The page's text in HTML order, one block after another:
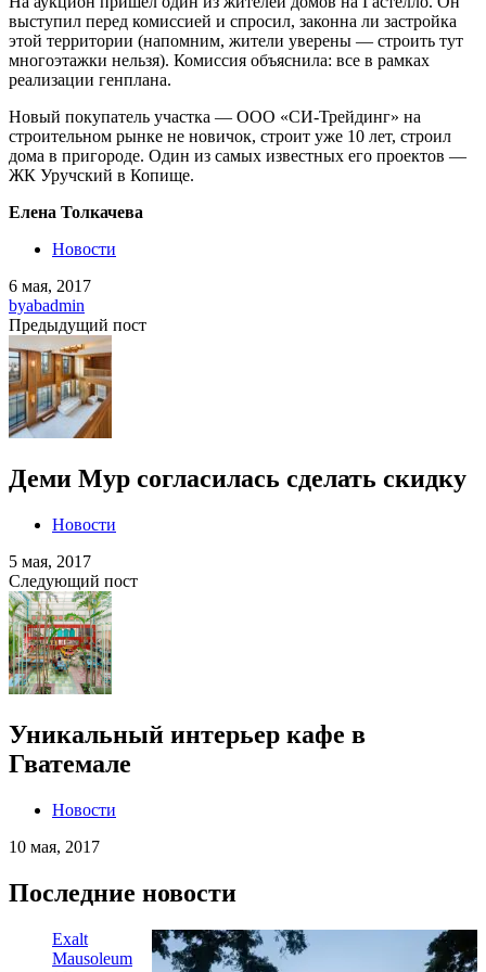
выступил перед комиссией и спросил, законна ли застройка
этой территории (напомним, жители уверены — строить тут
многоэтажки нельзя). Комиссия объяснила: все в рамках
реализации генплана.
Новый покупатель участка — ООО «СИ-Трейдинг» на
строительном рынке не новичок, строит уже 10 лет, строил
дома в пригороде. Один из самых известных его проектов —
ЖК Уручский в Копище.
Елена Толкачева
Новости
6 мая, 2017
byabadmin
Предыдущий пост
Деми Мур согласилась сделать скидку
Новости
5 мая, 2017
Следующий пост
Уникальный интерьер кафе в
Гватемале
Новости
10 мая, 2017
Последние новости
Exalt
Mausoleum